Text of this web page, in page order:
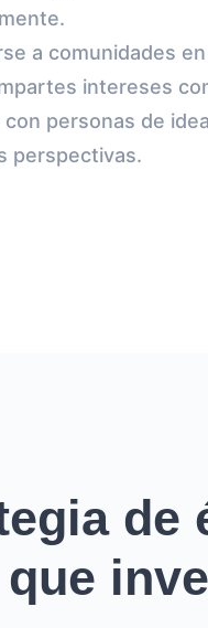
a comunidades
intereses
personas de
perspectivas.
de